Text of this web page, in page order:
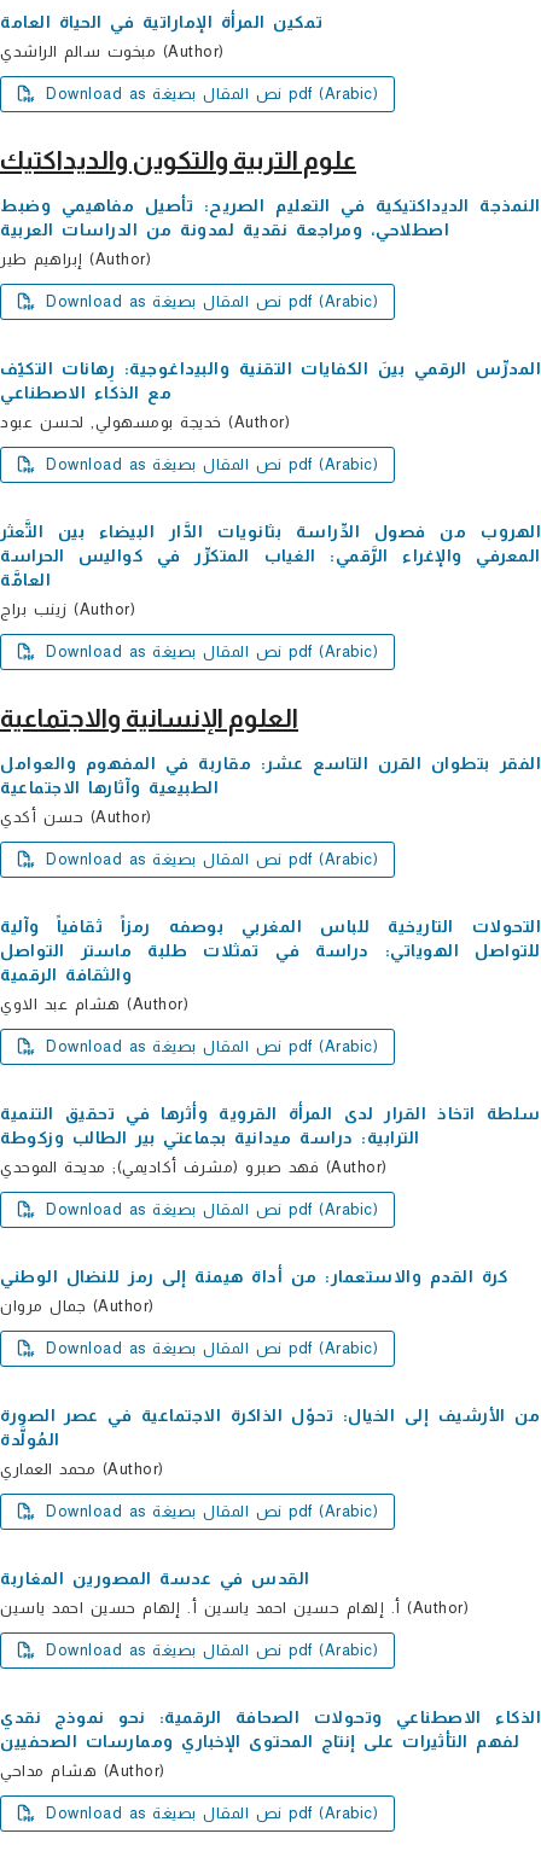
تمكين المرأة الإماراتية في الحياة العامة
مبخوت سالم الراشدي (Author)
Download as نص المقال بصيغة pdf (Arabic)
علوم التربية والتكوين والديداكتيك
النمذجة الدیداكتیكیة في التعلیم الصریح: تأصیل مفاھیمي وضبط
اصطلاحي، ومراجعة نقدیة لمدونة من الدراسات العربیة
إبراھیم طیر (Author)
Download as نص المقال بصيغة pdf (Arabic)
المدرِّس الرقمي بینَ الكفایات التقنیة والبیداغوجیة: رِھانات التكیّف
مع الذكاء الاصطناعي
خدیجة بومسھولي, لحسن عبود (Author)
Download as نص المقال بصيغة pdf (Arabic)
الھروب من فصول الدِّراسة بثانویات الدَّار البیضاء بین التَّعثر
المعرفي والإغراء الرَّقمي: الغیاب المتكرِّر في كوالیس الحراسة
العامَّة
زینب براج (Author)
Download as نص المقال بصيغة pdf (Arabic)
العلوم الإنسانية والاجتماعية
الفقر بتطوان القرن التاسع عشر: مقاربة في المفھوم والعوامل
الطبیعیة وآثارھا الاجتماعیة
حسن أكدي (Author)
Download as نص المقال بصيغة pdf (Arabic)
التحولات التاریخیة للباس المغربي بوصفه رمزاً ثقافیاً وآلیة
للتواصل الھویاتي: دراسة في تمثلات طلبة ماستر التواصل
والثقافة الرقمیة
ھشام عبد الاوي (Author)
Download as نص المقال بصيغة pdf (Arabic)
سلطة اتخاذ القرار لدى المرأة القرویة وأثرھا في تحقیق التنمیة
الترابیة: دراسة میدانیة بجماعتي بیر الطالب وزكوطة
فھد صبرو (مشرف أكاديمي); مدیحة الموحدي (Author)
Download as نص المقال بصيغة pdf (Arabic)
كرة القدم والاستعمار: من أداة ھیمنة إلى رمز للنضال الوطني
جمال مروان (Author)
Download as نص المقال بصيغة pdf (Arabic)
من الأرشيف إلى الخيال: تحوّل الذاكرة الاجتماعية في عصر الصورة
المُولَّدة
محمد العماري (Author)
Download as نص المقال بصيغة pdf (Arabic)
القدس في عدسة المصورین المغاربة
أ. إلھام حسین احمد یاسین أ. إلھام حسین احمد یاسین (Author)
Download as نص المقال بصيغة pdf (Arabic)
الذكاء الاصطناعي وتحولات الصحافة الرقمیة: نحو نموذج نقدي
لفھم التأثیرات على إنتاج المحتوى الإخباري وممارسات الصحفیین
ھشام مداحي (Author)
Download as نص المقال بصيغة pdf (Arabic)